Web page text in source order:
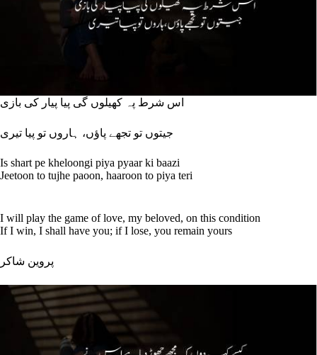
اس شرط پہ کھیلوں گی پیا پیار کی بازی
جیتوں تو تجھے پاؤں، ہاروں تو پیا تیری
Is shart pe kheloongi piya pyaar ki baazi
Jeetoon to tujhe paoon, haaroon to piya teri
I will play the game of love, my beloved, on this condition
If I win, I shall have you; if I lose, you remain yours
پروین شاکر